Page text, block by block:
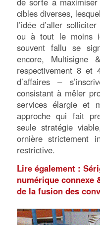
cibles diverses,
l’idée d’aller
ou à tout le moins
souvent fallu se
encore, Multisigne
respectivement 8 et
d’affaires –
consistant à mêler
services élargie et
approche qui fait
seule stratégie
ornière strictement
restrictive.
Lire également :
numérique connexe
de la fusion des